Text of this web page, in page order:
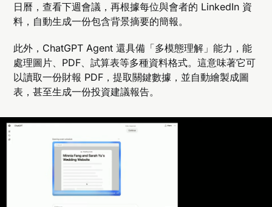
日曆，查看下週會議，再根據每位與會者的 LinkedIn 資
料，自動生成一份包含背景摘要的簡報。
此外，ChatGPT Agent 還具備「多模態理解」能力，能
處理圖片、PDF、試算表等多種資料格式。這意味著它可
以讀取一份財報 PDF，提取關鍵數據，並自動繪製成圖
表，甚至生成一份投資建議報告。